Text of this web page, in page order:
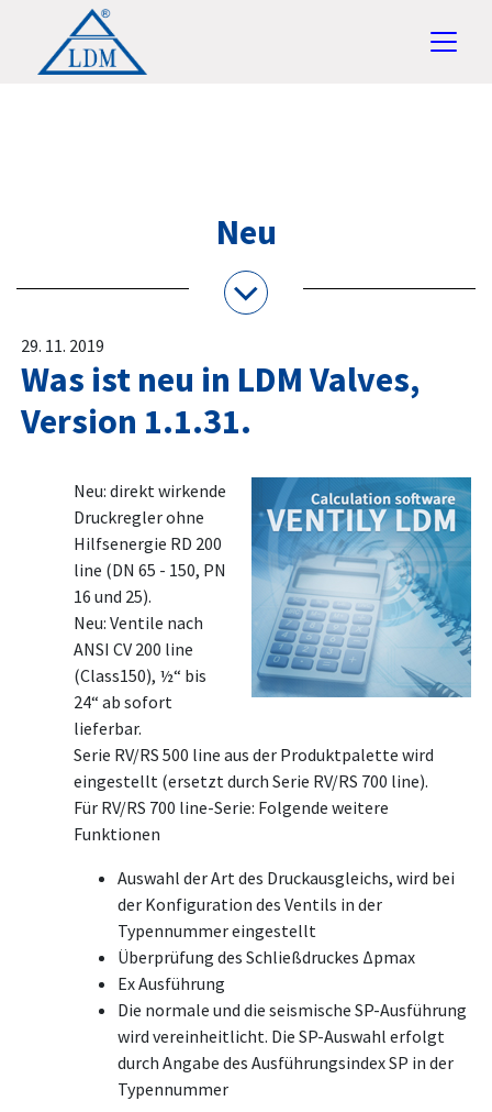
Neu
29. 11. 2019
Was ist neu in LDM Valves,
Version 1.1.31.
Neu: direkt wirkende
Druckregler ohne
Hilfsenergie RD 200
line (DN 65 - 150, PN
16 und 25).
Neu: Ventile nach
ANSI CV 200 line
(Class150), ½“ bis
24“ ab sofort
lieferbar.
Serie RV/RS 500 line aus der Produktpalette wird
eingestellt (ersetzt durch Serie RV/RS 700 line).
Für RV/RS 700 line-Serie: Folgende weitere
Funktionen
Auswahl der Art des Druckausgleichs, wird bei
der Konfiguration des Ventils in der
Typennummer eingestellt
Überprüfung des Schließdruckes Δpmax
Ex Ausführung
Die normale und die seismische SP-Ausführung
wird vereinheitlicht. Die SP-Auswahl erfolgt
durch Angabe des Ausführungsindex SP in der
Typennummer